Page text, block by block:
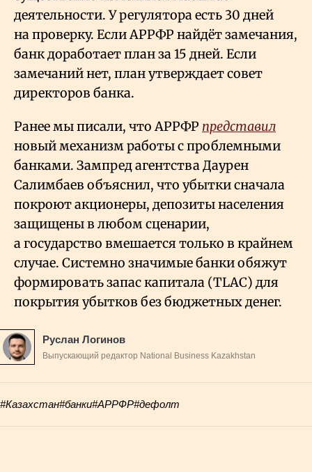
деятельности. У регулятора есть 30 дней
на проверку. Если АРРФР найдёт замечания,
банк доработает план за 15 дней. Если
замечаний нет, план утверждает совет
директоров банка.
Ранее мы писали, что АРРФР представил
новый механизм работы с проблемными
банками. Зампред агентства Даурен
Салимбаев объяснил, что убытки сначала
покроют акционеры, депозиты населения
защищены в любом сценарии,
а государство вмешается только в крайнем
случае. Системно значимые банки обяжут
формировать запас капитала (TLAC) для
покрытия убытков без бюджетных денег.
Руслан Логинов
Выпускающий редактор National Business Kazakhstan
#Казахстан#банки#АРРФР#дефолт